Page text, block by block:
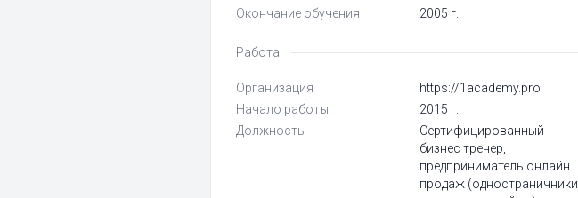
Окончание обучения
2005 г.
Работа
Организация
https://1academy.pro
Начало работы
2015 г.
Должность
Сертифицированный
бизнес тренер,
предприниматель онлайн
продаж (одностраничники,